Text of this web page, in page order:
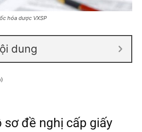
hóa dược VXSP
dung
sơ đề nghị cấp giấy